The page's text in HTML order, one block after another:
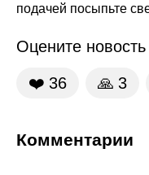
подачей посыпьте
Оцените новость
❤️ 36 🙏 3
Комментарии